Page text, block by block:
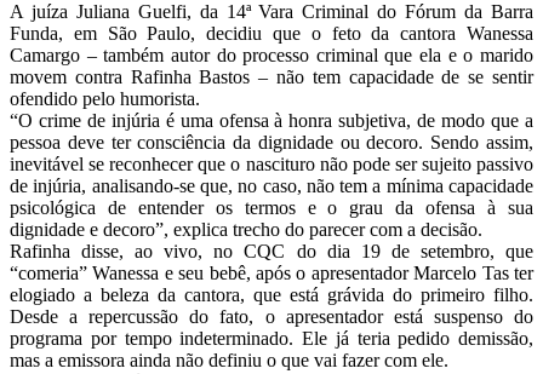
A juíza Juliana Guelfi, da 14ª Vara Criminal do Fórum da Barra
Funda, em São Paulo, decidiu que o feto da cantora Wanessa
Camargo – também autor do processo criminal que ela e o marido
movem contra Rafinha Bastos – não tem capacidade de se sentir
ofendido pelo humorista.
“O crime de injúria é uma ofensa à honra subjetiva, de modo que a
pessoa deve ter consciência da dignidade ou decoro. Sendo assim,
inevitável se reconhecer que o nascituro não pode ser sujeito passivo
de injúria, analisando-se que, no caso, não tem a mínima capacidade
psicológica de entender os termos e o grau da ofensa à sua
dignidade e decoro”, explica trecho do parecer com a decisão.
Rafinha disse, ao vivo, no CQC do dia 19 de setembro, que
“comeria” Wanessa e seu bebê, após o apresentador Marcelo Tas ter
elogiado a beleza da cantora, que está grávida do primeiro filho.
Desde a repercussão do fato, o apresentador está suspenso do
programa por tempo indeterminado. Ele já teria pedido demissão,
mas a emissora ainda não definiu o que vai fazer com ele.